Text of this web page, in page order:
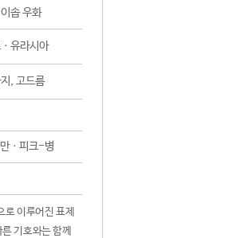
솝 우화
유라시아
, 고드름
ㆍ피크-병
이루어진 표제
기호와는 함께